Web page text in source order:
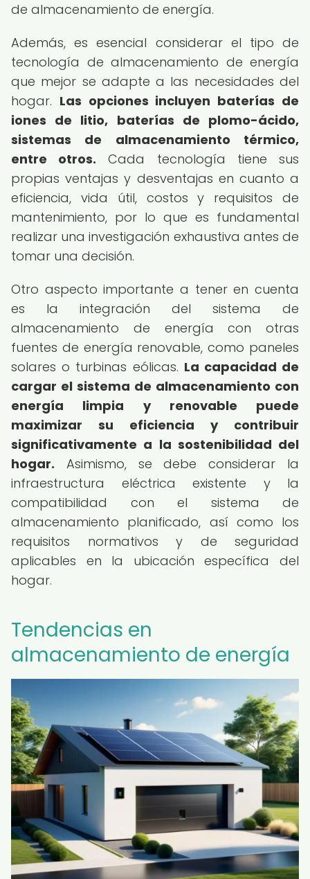
de almacenamiento de energía.
Además, es esencial considerar el tipo de
tecnología de almacenamiento de energía
que mejor se adapte a las necesidades del
hogar. Las opciones incluyen baterías de
iones de litio, baterías de plomo-ácido,
sistemas de almacenamiento térmico,
entre otros. Cada tecnología tiene sus
propias ventajas y desventajas en cuanto a
eficiencia, vida útil, costos y requisitos de
mantenimiento, por lo que es fundamental
realizar una investigación exhaustiva antes de
tomar una decisión.
Otro aspecto importante a tener en cuenta
es la integración del sistema de
almacenamiento de energía con otras
fuentes de energía renovable, como paneles
solares o turbinas eólicas. La capacidad de
cargar el sistema de almacenamiento con
energía limpia y renovable puede
maximizar su eficiencia y contribuir
significativamente a la sostenibilidad del
hogar. Asimismo, se debe considerar la
infraestructura eléctrica existente y la
compatibilidad con el sistema de
almacenamiento planificado, así como los
requisitos normativos y de seguridad
aplicables en la ubicación específica del
hogar.
Tendencias en
almacenamiento de energía